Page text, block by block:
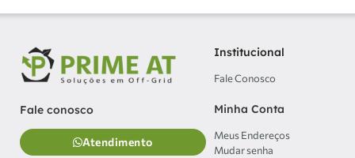
Fale conosco
Atendimento
Institucional
Fale Conosco
Minha Conta
Meus Endereços
Mudar senha